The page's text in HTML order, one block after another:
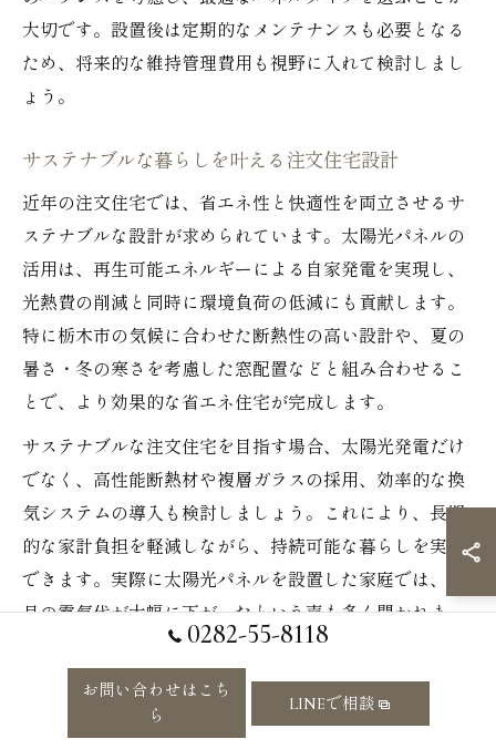
大切です。設置後は定期的なメンテナンスも必要となる
ため、将来的な維持管理費用も視野に入れて検討しまし
ょう。
サステナブルな暮らしを叶える注文住宅設計
近年の注文住宅では、省エネ性と快適性を両立させるサ
ステナブルな設計が求められています。太陽光パネルの
活用は、再生可能エネルギーによる自家発電を実現し、
光熱費の削減と同時に環境負荷の低減にも貢献します。
特に栃木市の気候に合わせた断熱性の高い設計や、夏の
暑さ・冬の寒さを考慮した窓配置などと組み合わせるこ
とで、より効果的な省エネ住宅が完成します。
サステナブルな注文住宅を目指す場合、太陽光発電だけ
でなく、高性能断熱材や複層ガラスの採用、効率的な換
気システムの導入も検討しましょう。これにより、長期
的な家計負担を軽減しながら、持続可能な暮らしを実現
できます。実際に太陽光パネルを設置した家庭では、毎
月の電気代が大幅に下がったという声も多く聞かれま
太陽光パネル選定時の注文住宅の注意点
0282-55-8118
お問い合わせはこち
ら
LINEで相談